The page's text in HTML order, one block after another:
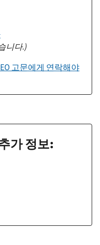
니다.)
고문에게 연락해야
가 정보: